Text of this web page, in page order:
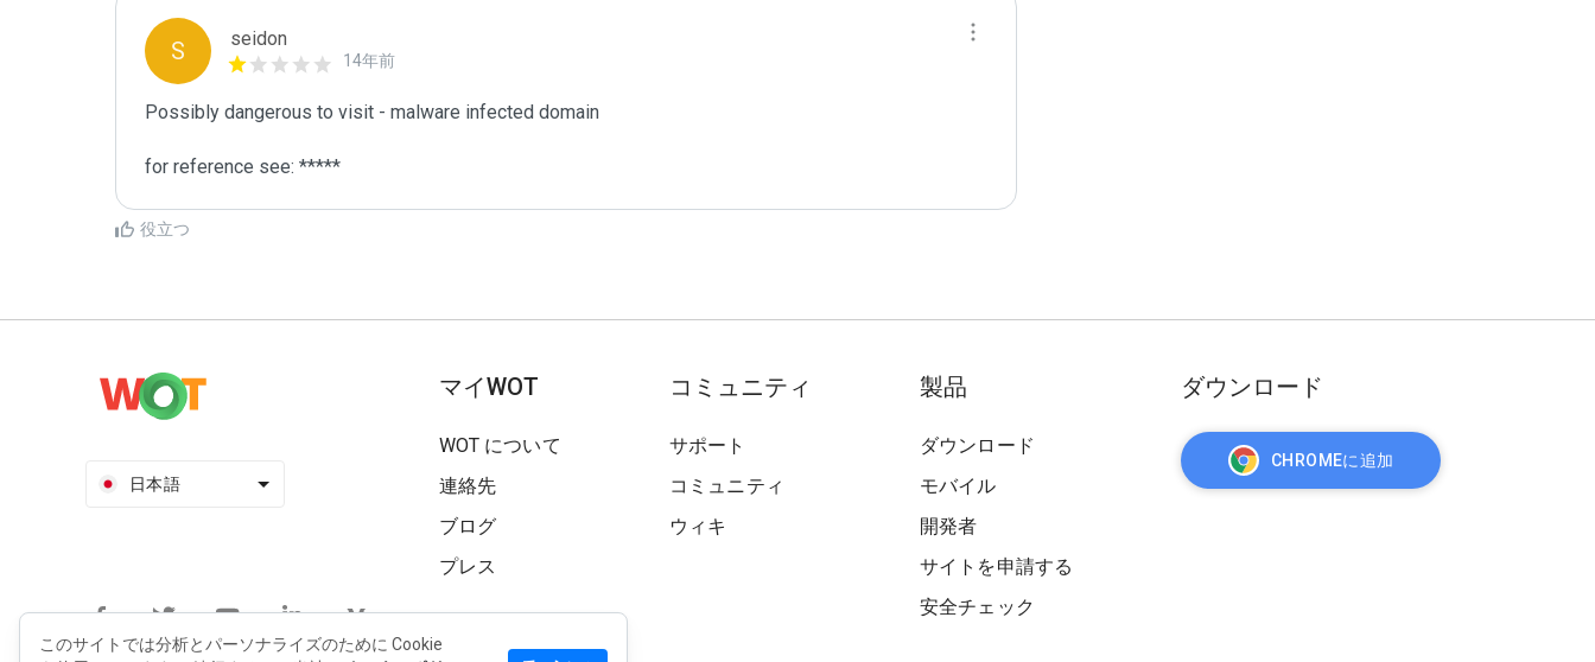
S seidon
14年前
Possibly dangerous to visit - malware infected domain
for reference see: *****
役立つ
日本語
マイWOT
WOT について
連絡先
ブログ
プレス
コミュニティ
サポート
コミュニティ
ウィキ
製品
ダウンロード
モバイル
開発者
サイトを申請する
安全チェック
ダウンロード
CHROMEに追加
このサイトでは分析とパーソナライズのために Cookie